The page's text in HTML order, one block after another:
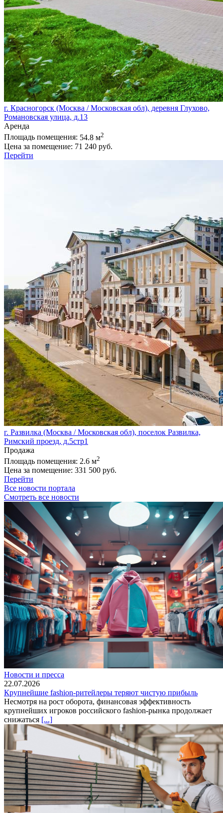
г. Красногорск (Москва / Московская обл), деревня Глухово,
Романовская улица, д.13
Аренда
Площадь помещения: 54.8 м2
Цена за помещение: 71 240 руб.
Перейти
г. Развилка (Москва / Московская обл), поселок Развилка,
Римский проезд, д.5стр1
Продажа
Площадь помещения: 2.6 м2
Цена за помещение: 331 500 руб.
Перейти
Все новости портала
Смотреть все новости
Новости и пресса
22.07.2026
Крупнейшие fashion-ритейлеры теряют чистую прибыль
Несмотря на рост оборота, финансовая эффективность
крупнейших игроков российского fashion-рынка продолжает
снижаться [...]